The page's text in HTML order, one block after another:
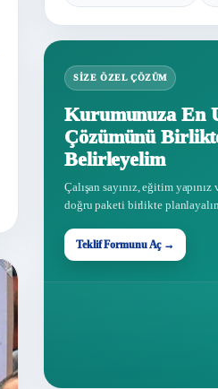
SIZE ÖZEL ÇÖZÜM
Kurumunuza En
Çözümünü
Belirleyelim
Çalışan sayınız, eğitim
doğru paketi birlikte
Teklif Formunu Aç →
Teklif